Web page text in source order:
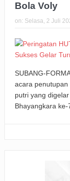
Bola Voly
on: Selasa, 2 Juli
SUBANG-
acara
putri yang
Bhayangkara